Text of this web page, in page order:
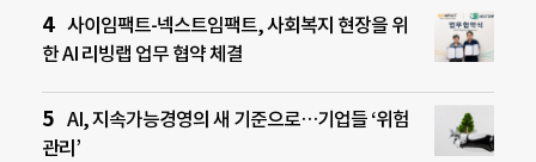
사이임팩트-넥스트임팩트, 사회복지 현장을 위
한 AI 리빙랩 업무 협약 체결
AI, 지속가능경영의 새 기준으로…기업들 ‘위험
관리’